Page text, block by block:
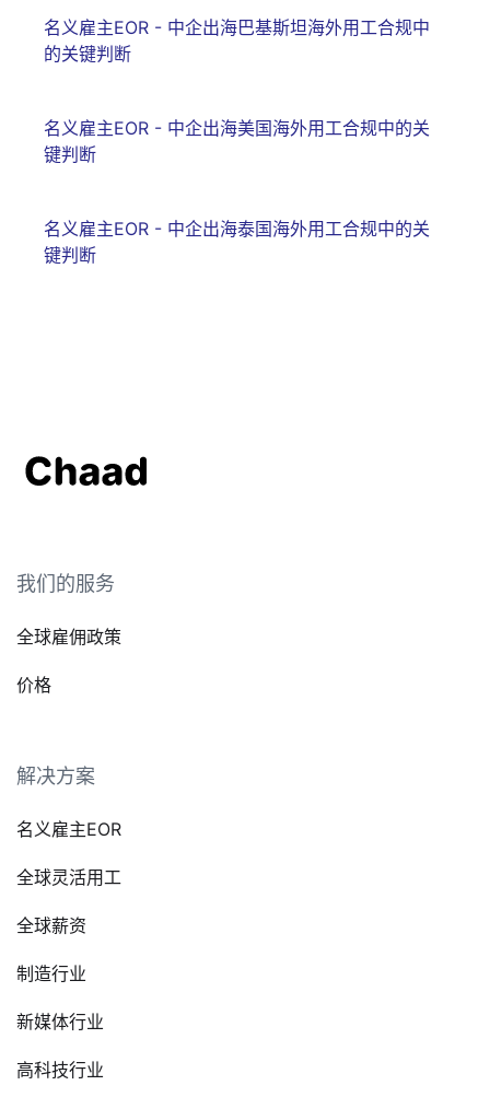
名义雇主EOR - 中企出海巴基斯坦海外用工合规中
的关键判断
名义雇主EOR - 中企出海美国海外用工合规中的关
键判断
名义雇主EOR - 中企出海泰国海外用工合规中的关
键判断
我们的服务
全球雇佣政策
价格
解决方案
名义雇主EOR
全球灵活用工
全球薪资
制造行业
新媒体行业
高科技行业